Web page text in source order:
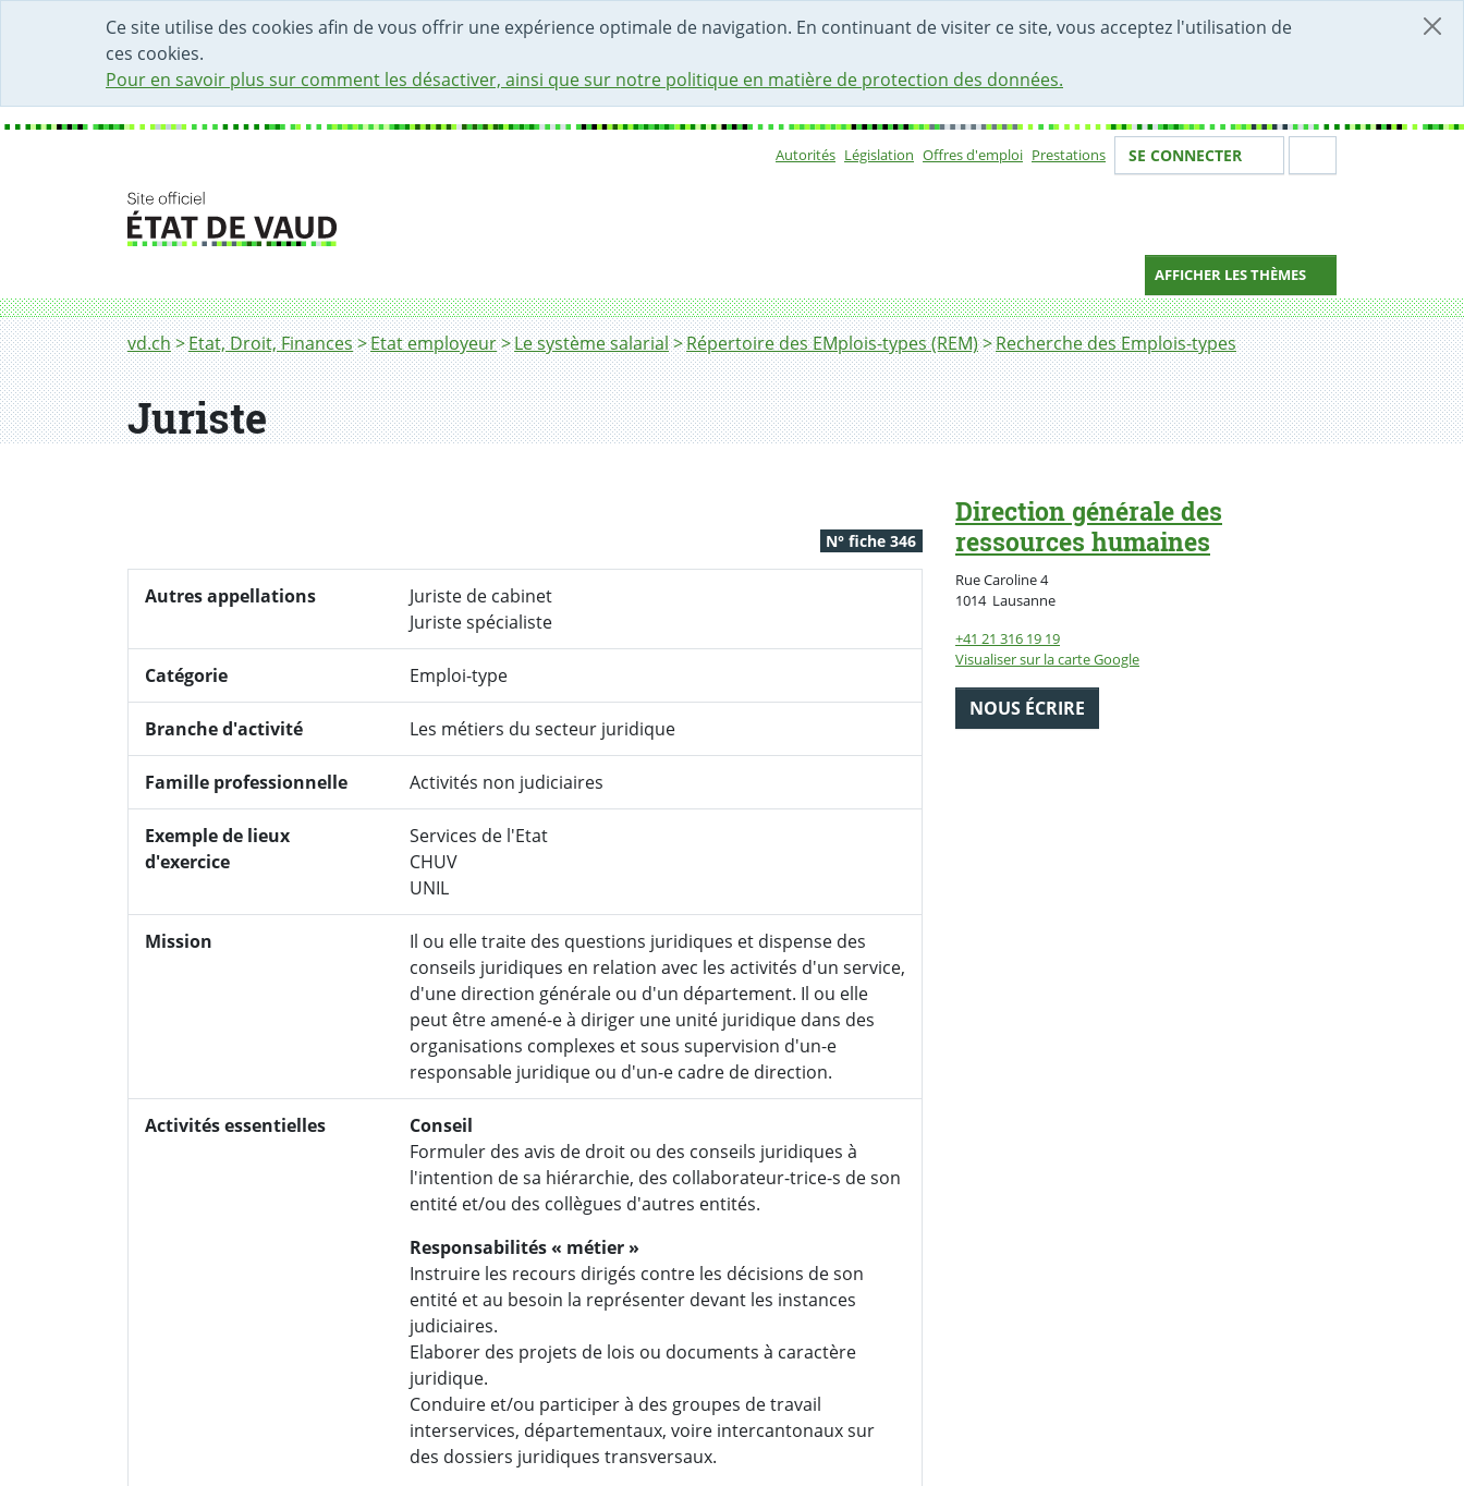
Ce site utilise des cookies afin de vous offrir une expérience optimale de navigation. En continuant de visiter ce site, vous acceptez l'utilisation de
ces cookies.
Pour en savoir plus sur comment les désactiver, ainsi que sur notre politique en matière de protection des données.
DÉBUT DU CONTENU DE LA PAGE
ACCÈS AU CHAMP DE RECHERCHE
PAGE D'ACCUEIL
FORMULAIRE DE CONTACT
Autorités Législation Offres d'emploi Prestations Votre identité
SE CONNECTER
AFFICHER LES THÈMES
Fil d'Ariane
vd.ch Etat, Droit, Finances Etat employeur Le système salarial Répertoire des EMplois-types (REM) Recherche des Emplois-types
Juriste
Juriste
N° fiche 346
Autres appellations
Juriste de cabinet
Juriste spécialiste
Catégorie Emploi-type
Branche d'activité Les métiers du secteur juridique
Famille professionnelle Activités non judiciaires
Exemple de lieux
d'exercice
Services de l'Etat
CHUV
UNIL
Mission
Il ou elle traite des questions juridiques et dispense des
conseils juridiques en relation avec les activités d'un service,
d'une direction générale ou d'un département. Il ou elle
peut être amené-e à diriger une unité juridique dans des
organisations complexes et sous supervision d'un-e
responsable juridique ou d'un-e cadre de direction.
Activités essentielles
Conseil
Formuler des avis de droit ou des conseils juridiques à
l'intention de sa hiérarchie, des collaborateur-trice-s de son
entité et/ou des collègues d'autres entités.
Responsabilités « métier »
Instruire les recours dirigés contre les décisions de son
entité et au besoin la représenter devant les instances
judiciaires.
Elaborer des projets de lois ou documents à caractère
juridique.
Conduire et/ou participer à des groupes de travail
interservices, départementaux, voire intercantonaux sur
des dossiers juridiques transversaux.
Direction générale des
ressources humaines
Rue Caroline 4
1014 LausanneSuisse
+41 21 316 19 19
Visualiser sur la carte Google
NOUS ÉCRIRE